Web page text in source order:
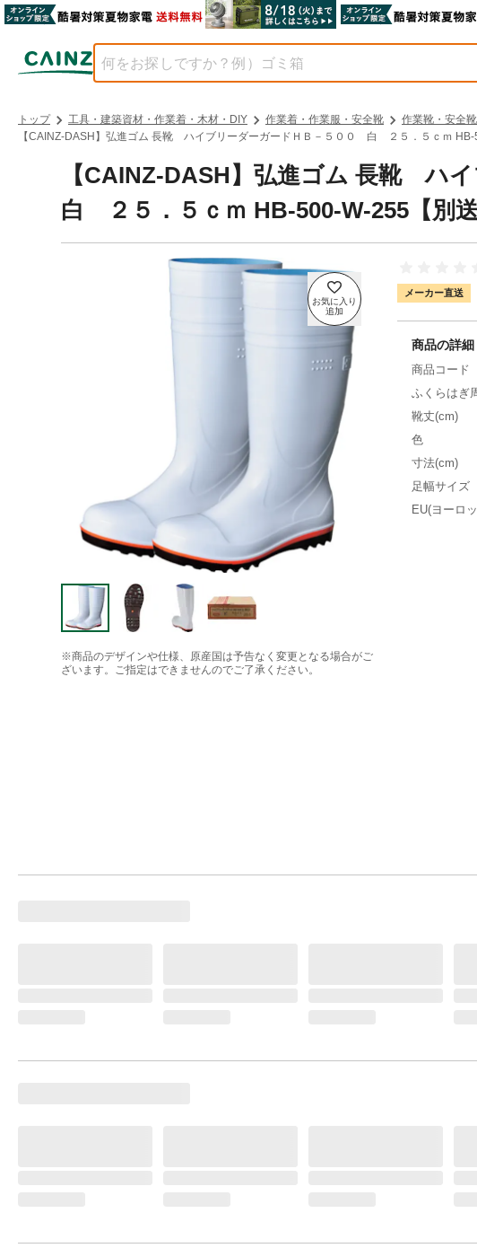
トップ 工具・建築資材・作業着・木材・DIY 作業着・作業服・安全靴 作業靴・安全
【CAINZ-DASH】弘進ゴム 長靴 ハイブリーダーガードＨＢ－５００ 白 ２５．５ｃｍ HB-
【CAINZ-DASH】弘進ゴム 長靴 ハ
白 ２５．５ｃｍ HB-500-W-255【別送
※商品のデザインや仕様、原産国は予告なく変更となる場合がご
ざいます。ご指定はできませんのでご了承ください。
メーカー直送
商品の詳細
商品コード
ふくらはぎ
靴丈(cm)
色
寸法(cm)
足幅サイズ
EU(ヨーロ